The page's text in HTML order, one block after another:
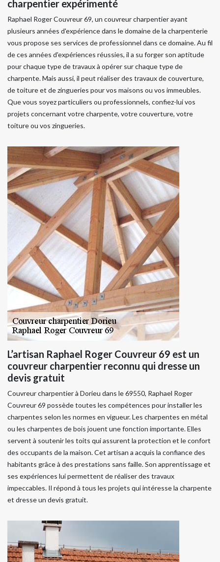
charpentier expérimenté
Raphael Roger Couvreur 69, un couvreur charpentier ayant
plusieurs années d'expérience dans le domaine de la charpenterie
vous propose ses services de professionnel dans ce domaine. Au fil
de ces années d'expériences réussies, il a su forger son aptitude
pour chaque type de travaux à opérer sur chaque type de
charpente. Mais aussi, il peut réaliser des travaux de couverture,
de toiture et de zingueries pour vos maisons ou vos immeubles.
Que vous soyez particuliers ou professionnels, confiez-lui vos
projets concernant votre charpente, votre couverture, votre
toiture ou vos zingueries.
L’artisan Raphael Roger Couvreur 69 est un
couvreur charpentier reconnu qui dresse un
devis gratuit
Couvreur charpentier à Dorieu dans le 69550, Raphael Roger
Couvreur 69 possède toutes les compétences pour installer les
charpentes selon les normes en vigueur. Les charpentes en métal
ou les charpentes de bois jouent une fonction importante. Elles
servent à soutenir les toits qui assurent la protection et le confort
des occupants de la maison. Cet artisan a acquis la confiance des
habitants grâce à des prestations sans faille. Son apprentissage et
ses expériences lui permettent de réaliser des travaux
impeccables. Il répond à tous les projets qui intéresse la charpente
et dresse un devis gratuit.